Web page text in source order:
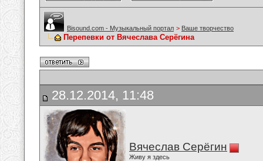
Bisound.com - Музыкальный портал > Ваше творчество
Перепевки от Вячеслава Серёгина
28.12.2014, 11:48
Вячеслав Серёгин
Живу я здесь